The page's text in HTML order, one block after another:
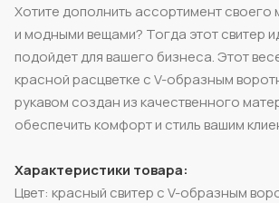
Хотите дополнить ассортимент своего
и модными вещами? Тогда этот свитер
подойдет для вашего бизнеса. Этот
красной расцветке с V-образным
рукавом создан из качественного
обеспечить комфорт и стиль вашим
Характеристики товара:
Цвет: красный свитер с V-образным